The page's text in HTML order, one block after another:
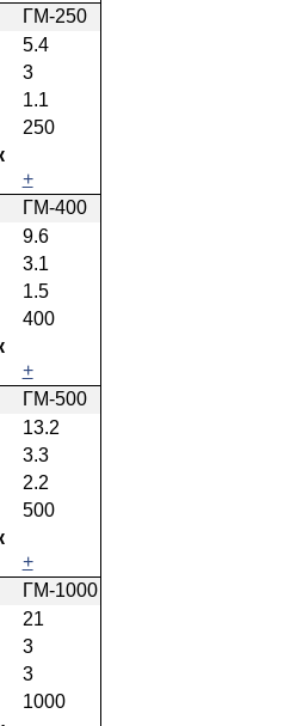
ГМ-250
5.4
3
1.1
250
+
ГМ-400
9.6
3.1
1.5
400
+
ГМ-500
13.2
3.3
2.2
500
+
ГМ-1000
21
3
3
1000